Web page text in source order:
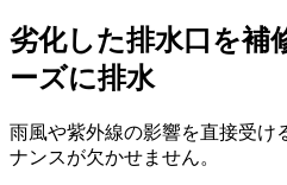
劣化した排水口を補
ーズに排水
雨風や紫外線の影響を直接受け
ナンスが欠かせません。